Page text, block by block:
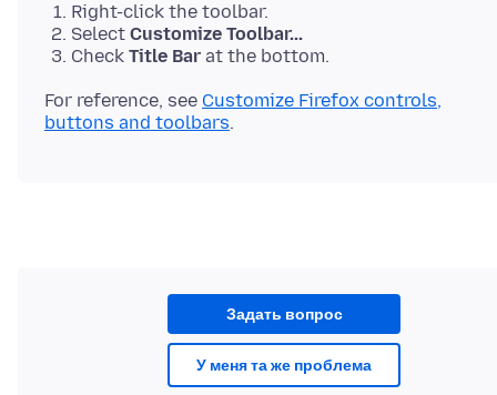
Right-click the toolbar.
Select Customize Toolbar...
Check Title Bar at the bottom.
For reference, see Customize Firefox controls,
buttons and toolbars
Задать вопрос
У меня та же проблема